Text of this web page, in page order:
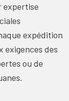
expertise
expédition
exigences des
ou de